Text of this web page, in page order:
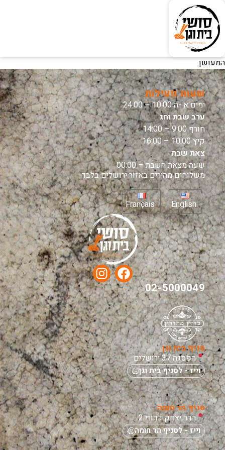
המעושן
שעות פעילות
ימים א -ה 10:00 – 24:00
ערב שבת וחג
חורף 9:00 – 14:00
קיץ 10:00 – 16:00
צאת שבת
שעה מצאת השבת – 00:00
משלוחים מהירים באזור ירושלים בלבד
English
Français
02-5000049
סניף בית וגן
הפסגה 37 ירושלים
וייז - לסניף בית וגן
סניף הר חומה
הרב יצחק כדורי 2
וייז - לסניף הר חומה